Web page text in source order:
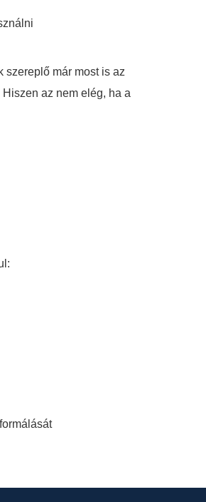
szereplő már most is az
az nem elég, ha a